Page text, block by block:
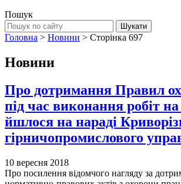
Пошук
Головна > Новини > Сторінка 697
Новини
Про дотримання Правил
під час виконання робіт на
йшлося на нараді
гірничопромислового
10 вересня 2018
Про посилення відомчого нагляду за